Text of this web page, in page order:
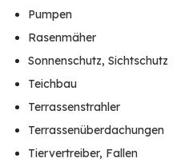
Pumpen
Rasenmäher
Sonnenschutz, Sichtschutz
Teichbau
Terrassenstrahler
Terrassenüberdachungen
Tiervertreiber, Fallen